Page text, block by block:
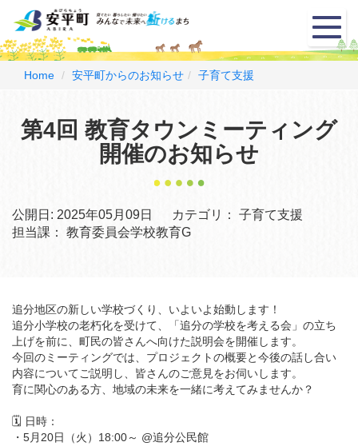
メ
ニ
ュ
Home 安平町からのお知らせ 子育て支援
第4回 教育タウンミーティング
開催のお知らせ
公開日: 2025年05月09日 カテゴリ：
子育て支援
担当課：
教育委員会学校教育G
追分地区の新しい学校づくり、いよいよ始動します！
追分小学校の老朽化を受けて、「追分の学校を考える会」の立ち
上げを前に、町民の皆さんへ向けた説明会を開催します。
今回のミーティングでは、プロジェクトの概要と今後の話し合い
内容についてご説明し、皆さんのご意見をお伺いします。
育に関心のある方、地域の未来を一緒に考えてみませんか？
🗓 日時：
・5月20日（火）18:00～ @追分公民館